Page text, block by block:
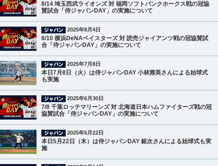
8/14 埼玉西武ライオンズ 対 福岡ソフトバンクホークス戦の冠協
賛試合「侍ジャパンDAY」の実施について
2025年8月4日
8/10 横浜DeNAベイスターズ 対 読売ジャイアンツ戦の冠協賛試
合「侍ジャパンDAY」の実施について
2025年7月8日
本日7月8日（火）は侍ジャパンDAY 小林雅英さんによる始球式
も実施
2025年6月30日
7/8 千葉ロッテマリーンズ 対 北海道日本ハムファイターズ戦の冠
協賛試合「侍ジャパンDAY」の実施について
2025年5月22日
本日5月22日（木）は侍ジャパンDAY 銀次さんによる始球式も実
施